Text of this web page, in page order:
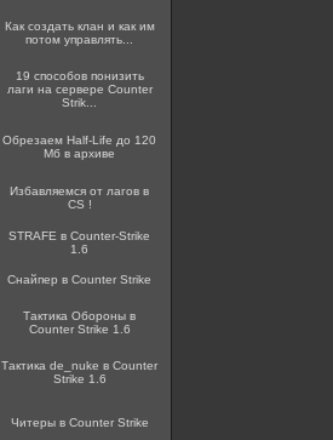
Как создать клан и как им
потом управлять...
19 способов понизить
лаги на сервере Counter
Strik...
Обрезаем Half-Life до 120
Мб в архиве
Избавляемся от лагов в
CS !
STRAFE в Counter-Strike
1.6
Снайпер в Counter Strike
Тактика Обороны в
Counter Strike 1.6
Тактика de_nuke в Counter
Strike 1.6
Читеры в Counter Strike